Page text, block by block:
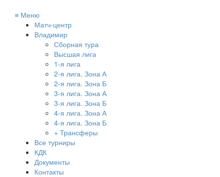
≡ Меню
Матч-центр
Владимир
Сборная тура
Высшая лига
1-я лига
2-я лига. Зона А
2-я лига. Зона Б
3-я лига. Зона А
3-я лига. Зона Б
4-я лига. Зона А
4-я лига. Зона Б
+ Трансферы
Все турниры
КДК
Документы
Контакты